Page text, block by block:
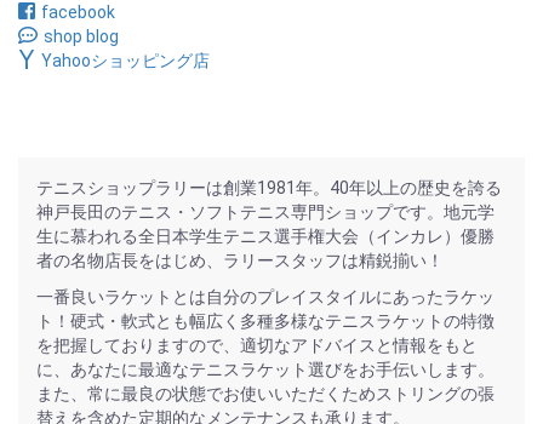
facebook
shop blog
Yahooショッピング店
テニスショップラリーは創業1981年。40年以上の歴史を誇る
神戸長田のテニス・ソフトテニス専門ショップです。地元学
生に慕われる全日本学生テニス選手権大会（インカレ）優勝
者の名物店長をはじめ、ラリースタッフは精鋭揃い！
一番良いラケットとは自分のプレイスタイルにあったラケッ
ト！硬式・軟式とも幅広く多種多様なテニスラケットの特徴
を把握しておりますので、適切なアドバイスと情報をもと
に、あなたに最適なテニスラケット選びをお手伝いします。
また、常に最良の状態でお使いいただくためストリングの張
替えを含めた定期的なメンテナンスも承ります。